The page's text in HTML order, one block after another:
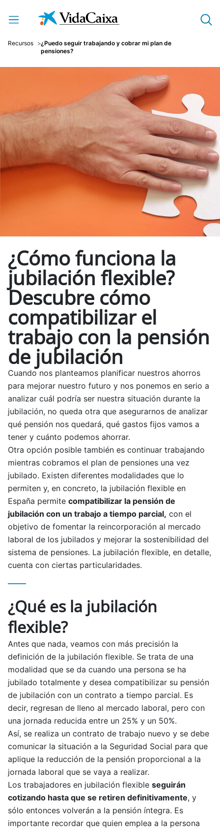
Saltar al contenido principal
Recursos
¿Puedo seguir trabajando y cobrar mi plan de
pensiones?
¿Cómo funciona la
jubilación flexible?
Descubre cómo
compatibilizar el
trabajo con la pensión
de jubilación
Cuando nos planteamos planificar nuestros ahorros
para mejorar nuestro futuro y nos ponemos en serio a
analizar cuál podría ser nuestra situación durante la
jubilación, no queda otra que asegurarnos de analizar
qué pensión nos quedará, qué gastos fijos vamos a
tener y cuánto podemos ahorrar.
Otra opción posible también es continuar trabajando
mientras cobramos el plan de pensiones una vez
jubilado. Existen diferentes modalidades que lo
permiten y, en concreto, la jubilación flexible en
España permite compatibilizar la pensión de
jubilación con un trabajo a tiempo parcial, con el
objetivo de fomentar la reincorporación al mercado
laboral de los jubilados y mejorar la sostenibilidad del
sistema de pensiones. La jubilación flexible, en detalle,
cuenta con ciertas particularidades.
¿Qué es la jubilación
flexible?
Antes que nada, veamos con más precisión la
definición de la jubilación flexible. Se trata de una
modalidad que se da cuando una persona se ha
jubilado totalmente y desea compatibilizar su pensión
de jubilación con un contrato a tiempo parcial. Es
decir, regresan de lleno al mercado laboral, pero con
una jornada reducida entre un 25% y un 50%.
Así, se realiza un contrato de trabajo nuevo y se debe
comunicar la situación a la Seguridad Social para que
aplique la reducción de la pensión proporcional a la
jornada laboral que se vaya a realizar.
Los trabajadores en jubilación flexible seguirán
cotizando hasta que se retiren definitivamente, y
sólo entonces volverán a la pensión íntegra. Es
importante recordar que quien emplea a la persona